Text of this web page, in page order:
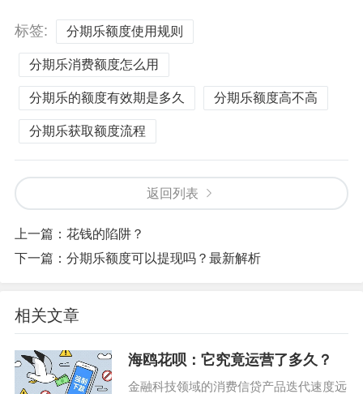
标签: 分期乐额度使用规则
分期乐消费额度怎么用
分期乐的额度有效期是多久 分期乐额度高不高
分期乐获取额度流程
返回列表
上一篇： 花钱的陷阱？
下一篇： 分期乐额度可以提现吗？最新解析
相关文章
海鸥花呗：它究竟运营了多久？
金融科技领域的消费信贷产品迭代速度远